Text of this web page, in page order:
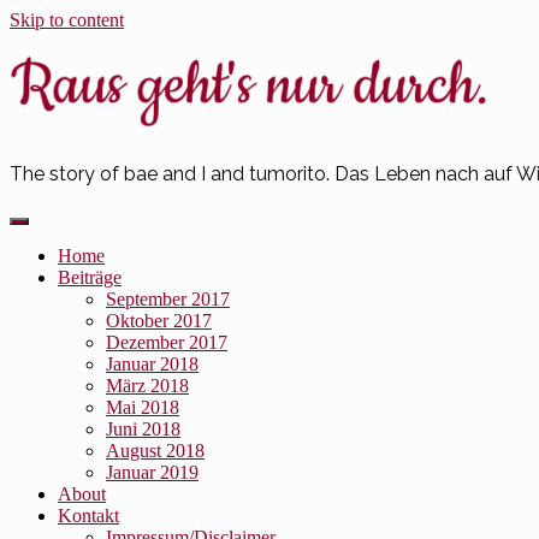
Skip to content
The story of bae and I and tumorito. Das Leben nach auf
Home
Beiträge
September 2017
Oktober 2017
Dezember 2017
Januar 2018
März 2018
Mai 2018
Juni 2018
August 2018
Januar 2019
About
Kontakt